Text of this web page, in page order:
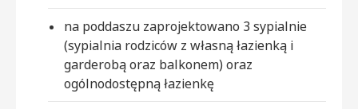
na poddaszu zaprojektowano 3 sypialnie
(sypialnia rodziców z własną łazienką i
garderobą oraz balkonem) oraz
ogólnodostępną łazienkę